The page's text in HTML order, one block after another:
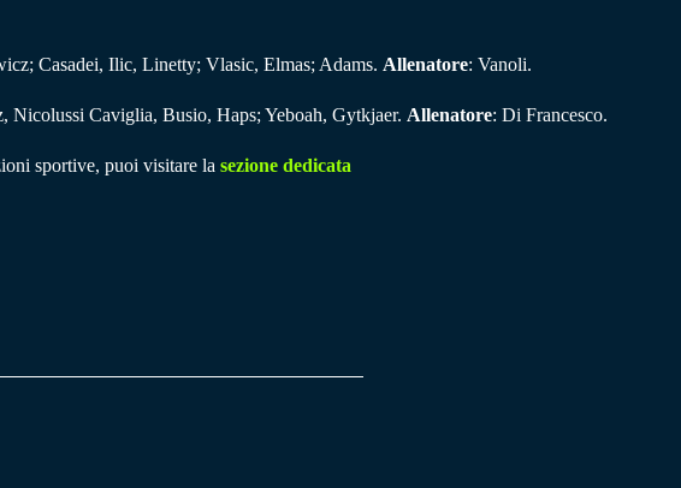
Casadei, Ilic, Linetty; Vlasic, Elmas; Adams. Allenatore: Vanoli.
Nicolussi Caviglia, Busio, Haps; Yeboah, Gytkjaer. Allenatore: Di Francesco.
sportive, puoi visitare la sezione dedicata